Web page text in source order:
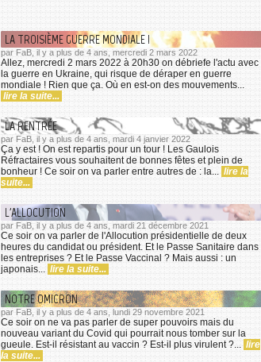
LA TROISIÈME GUERRE MONDIALE !
par FaB, il y a plus de 4 ans, mercredi 2 mars 2022
Allez, mercredi 2 mars 2022 à 20h30 on débriefe l'actu avec
la guerre en Ukraine, qui risque de déraper en guerre
mondiale ! Rien que ça. Où en est-on des mouvements...
lire la suite...
LA RENTRÉE
par FaB, il y a plus de 4 ans, mardi 4 janvier 2022
Ça y est ! On est repartis pour un tour ! Les Gaulois
Réfractaires vous souhaitent de bonnes fêtes et plein de
bonheur ! Ce soir on va parler entre autres de : la... lire la
suite...
L'ALLOCUTION
par FaB, il y a plus de 4 ans, mardi 21 décembre 2021
Ce soir on va parler de l'Allocution présidentielle de deux
heures du candidat ou président. Et le Passe Sanitaire dans
les entreprises ? Et le Passe Vaccinal ? Mais aussi : un
japonais... lire la suite...
NOTRE OMICRON
par FaB, il y a plus de 4 ans, lundi 29 novembre 2021
Ce soir on ne va pas parler de super pouvoirs mais du
nouveau variant du Covid qui pourrait nous tomber sur la
gueule. Est-il résistant au vaccin ? Est-il plus virulent ?... lire
la suite...